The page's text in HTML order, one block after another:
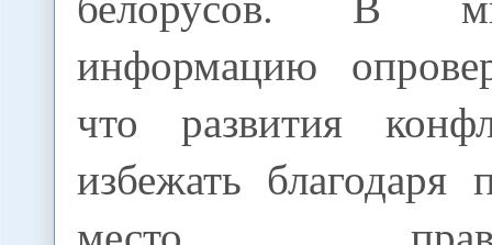
информацию
что развития
избежать